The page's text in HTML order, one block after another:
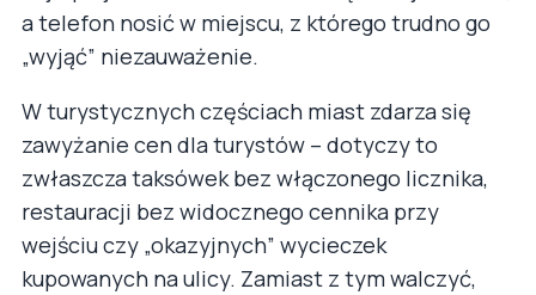
a telefon nosić w miejscu, z którego trudno go
„wyjąć” niezauważenie.
W turystycznych częściach miast zdarza się
zawyżanie cen dla turystów – dotyczy to
zwłaszcza taksówek bez włączonego licznika,
restauracji bez widocznego cennika przy
wejściu czy „okazyjnych” wycieczek
kupowanych na ulicy. Zamiast z tym walczyć,